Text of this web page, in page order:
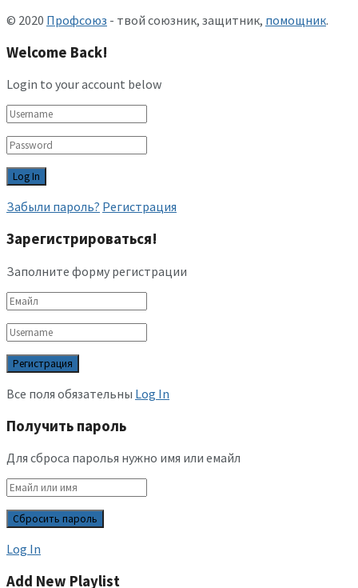
© 2020 Профсоюз - твой союзник, защитник, помощник.
Welcome Back!
Login to your account below
Забыли пароль? Регистрация
Зарегистрироваться!
Заполните форму регистрации
Все поля обязательны Log In
Получить пароль
Для сброса паролья нужно имя или емайл
Log In
Add New Playlist